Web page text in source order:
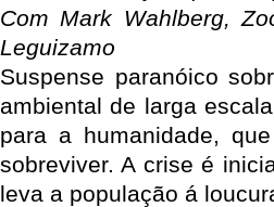
Com Mark Wahlberg,
Leguizamo
Suspense paranóico
ambiental de larga
para a humanidade,
sobreviver. A crise é
leva a população á